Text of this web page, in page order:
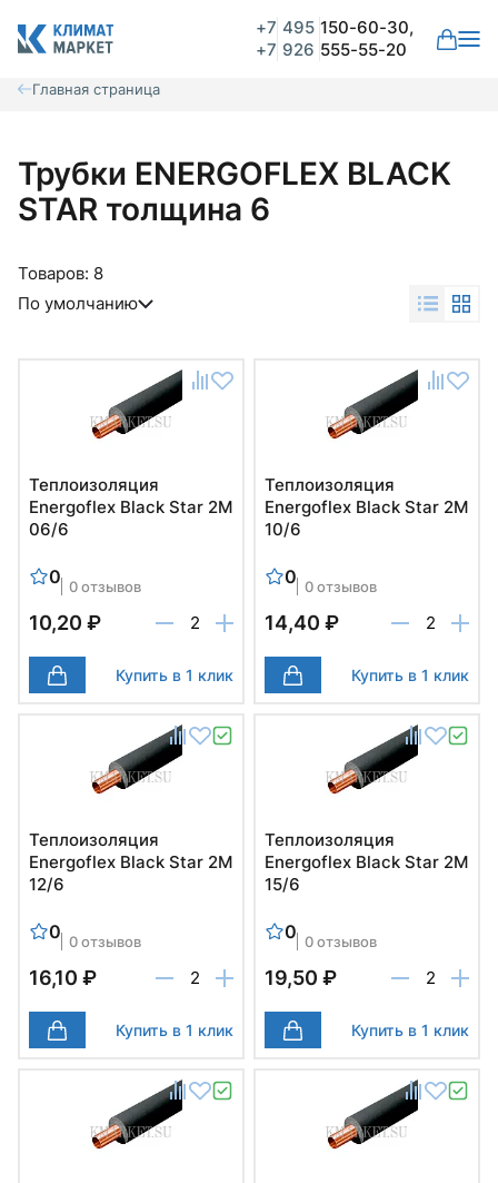
+7 495 150-60-30,
+7 926 555-55-20
Главная страница
Трубки ENERGOFLEX BLACK
STAR толщина 6
Товаров: 8
По умолчанию
Теплоизоляция
Energoflex Black Star 2М
06/6
0 0 отзывов
10,20 ₽
Купить в 1 клик
Теплоизоляция
Energoflex Black Star 2М
10/6
0 0 отзывов
14,40 ₽
Купить в 1 клик
Теплоизоляция
Energoflex Black Star 2М
12/6
0 0 отзывов
16,10 ₽
Купить в 1 клик
Теплоизоляция
Energoflex Black Star 2М
15/6
0 0 отзывов
19,50 ₽
Купить в 1 клик